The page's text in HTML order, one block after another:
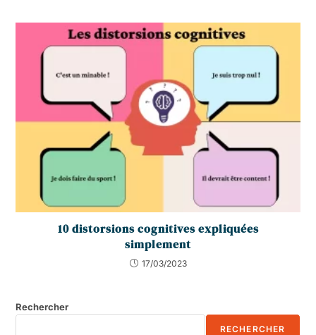
10 distorsions cognitives expliquées
simplement
17/03/2023
Rechercher
RECHERCHER